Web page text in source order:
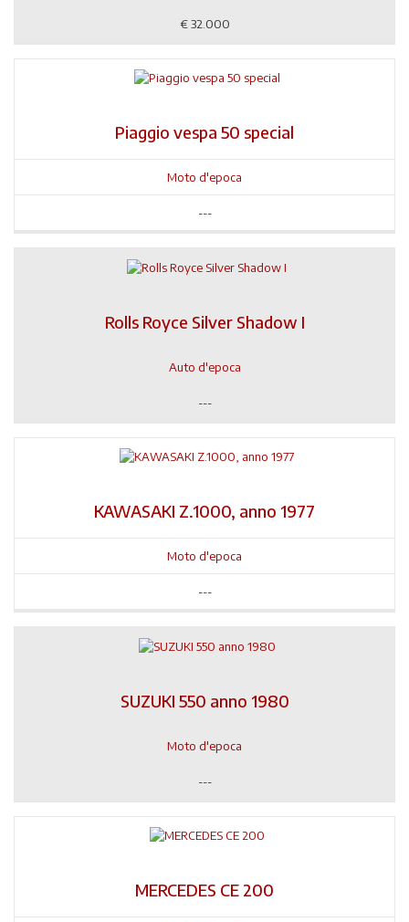
€ 32.000
Piaggio vespa 50 special
Moto d'epoca
---
Rolls Royce Silver Shadow I
Auto d'epoca
---
KAWASAKI Z.1000, anno 1977
Moto d'epoca
---
SUZUKI 550 anno 1980
Moto d'epoca
---
MERCEDES CE 200